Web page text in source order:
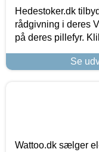
Hedestoker.dk
rådgivning i deres
på deres pillefyr.
Se
Wattoo.dk sælger